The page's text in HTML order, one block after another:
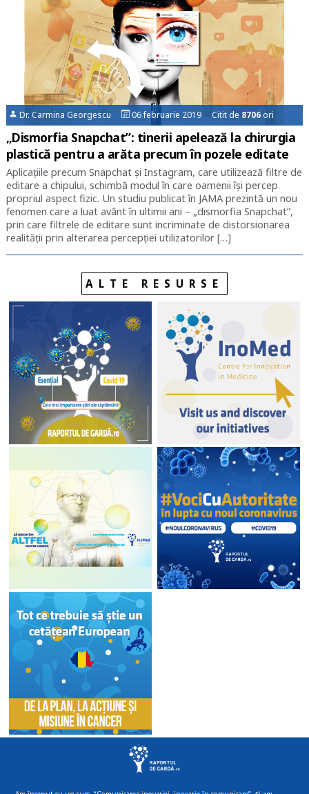
Dr. Carmina Georgescu 06 februarie 2019 Citit de 8706 ori
„Dismorfia Snapchat”: tinerii apelează la chirurgia
plastică pentru a arăta precum în pozele editate
Aplicațiile precum Snapchat și Instagram, care utilizează filtre de
editare a chipului, schimbă modul în care oamenii își percep
propriul aspect fizic. Un studiu publicat în JAMA prezintă un nou
fenomen care a luat avânt în ultimii ani – „dismorfia Snapchat”,
prin care filtrele de editare sunt incriminate de distorsionarea
realității prin alterarea percepției utilizatorilor […]
ALTE RESURSE